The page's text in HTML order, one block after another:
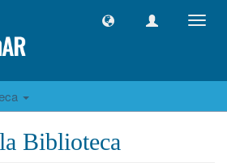
Biblioteca